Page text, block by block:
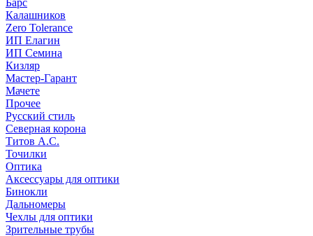
Барс
Калашников
Zero Tolerance
ИП Елагин
ИП Семина
Кизляр
Мастер-Гарант
Мачете
Прочее
Русский стиль
Северная корона
Титов А.С.
Точилки
Оптика
Аксессуары для оптики
Бинокли
Дальномеры
Чехлы для оптики
Зрительные трубы